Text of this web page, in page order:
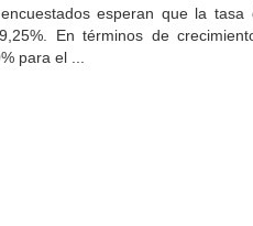
esperan que la
En términos de
para el ...